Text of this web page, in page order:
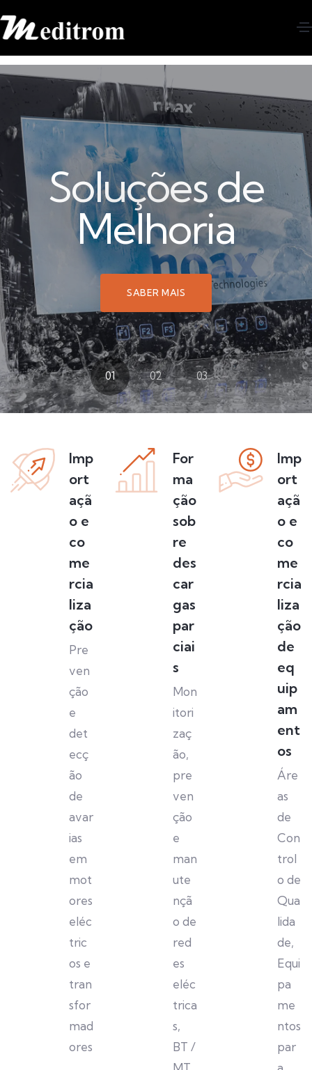
Soluções de
Melhoria
SABER MAIS
01 02 03
Imp
ort
açã
o e
co
me
rcia
liza
ção
Pre
ven
ção
e
det
ecç
ão
de
avar
ias
em
mot
ores
eléc
tric
os e
tran
sfor
mad
ores
For
ma
ção
sob
re
des
car
gas
par
ciai
s
Mon
itori
zaç
ão,
pre
ven
ção
e
man
ute
nçã
o de
red
es
eléc
trica
s,
BT /
Imp
ort
açã
o e
co
me
rcia
liza
ção
de
eq
uip
am
ent
os
Áre
as
de
Con
trol
o de
Qua
lida
de,
Equi
pa
me
ntos
par